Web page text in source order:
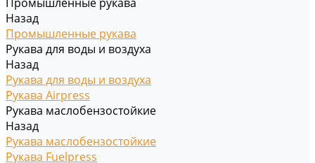
Назад
Промышленные рукава
Рукава для воды и воздуха
Назад
Рукава для воды и воздуха
Рукава Airpress
Рукава маслобензостойкие
Назад
Рукава маслобензостойкие
Рукава Fuelpress